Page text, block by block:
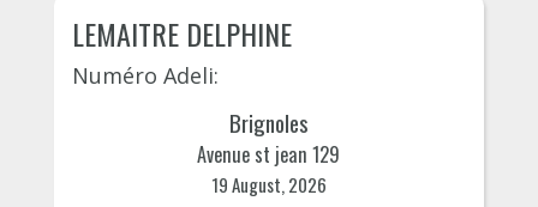
LEMAITRE DELPHINE
Numéro Adeli:
Brignoles
Avenue st jean 129
19 August, 2026